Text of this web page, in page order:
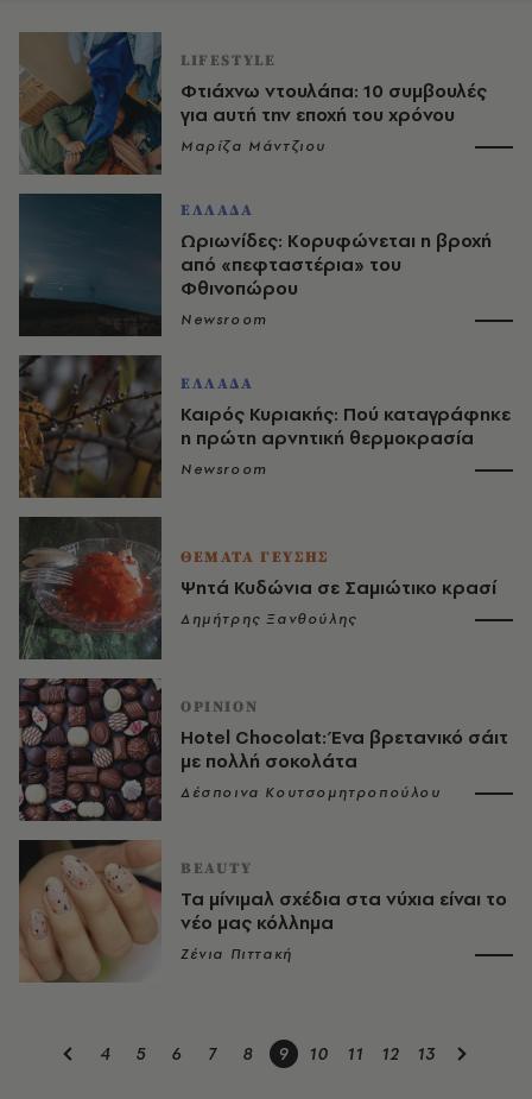
LIFESTYLE
Φτιάχνω ντουλάπα: 10 συμβουλές
για αυτή την εποχή του χρόνου
Μαρίζα Μάντζιου
ΕΛΛΑΔΑ
Ωριωνίδες: Κορυφώνεται η βροχή
από «πεφταστέρια» του
Φθινοπώρου
Newsroom
ΕΛΛΑΔΑ
Καιρός Κυριακής: Πού καταγράφηκε
η πρώτη αρνητική θερμοκρασία
Newsroom
ΘΕΜΑΤΑ ΓΕΥΣΗΣ
Ψητά Κυδώνια σε Σαμιώτικο κρασί
Δημήτρης Ξανθούλης
OPINION
Hotel Chocolat: Ένα βρετανικό σάιτ
με πολλή σοκολάτα
Δέσποινα Κουτσομητροπούλου
BEAUTY
Τα μίνιμαλ σχέδια στα νύχια είναι το
νέο μας κόλλημα
Ζένια Πιττακή
4 5 6 7 8 9 10 11 12 13